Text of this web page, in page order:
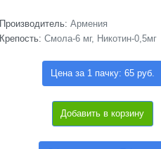
Производитель: Армения
Крепость: Смола-6 мг, Никотин-0,5мг
Цена за 1 пачку: 65 руб.
Добавить в корзину